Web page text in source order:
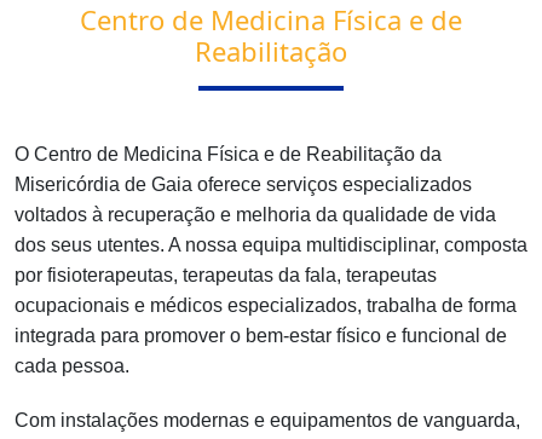
Centro de Medicina Física e de
Reabilitação
O Centro de Medicina Física e de Reabilitação da
Misericórdia de Gaia oferece serviços especializados
voltados à recuperação e melhoria da qualidade de vida
dos seus utentes. A nossa equipa multidisciplinar, composta
por fisioterapeutas, terapeutas da fala, terapeutas
ocupacionais e médicos especializados, trabalha de forma
integrada para promover o bem-estar físico e funcional de
cada pessoa.
Com instalações modernas e equipamentos de vanguarda,